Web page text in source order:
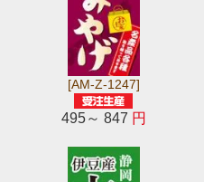
[AM-Z-1247]
495～ 847 円